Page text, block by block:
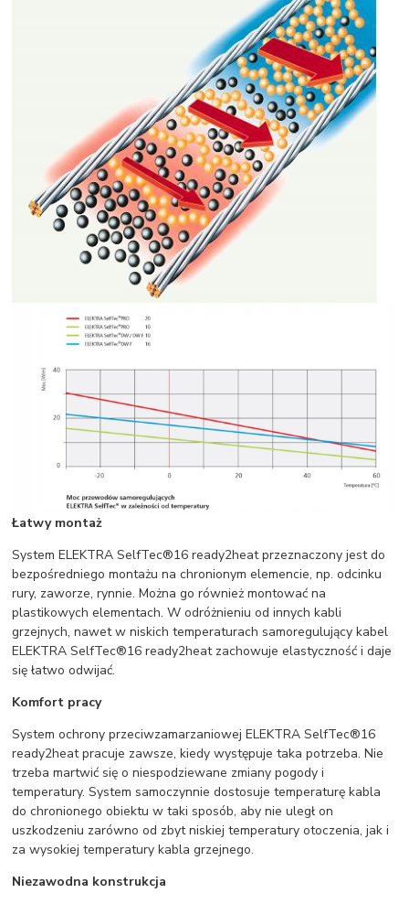
Łatwy montaż
System ELEKTRA SelfTec®16 ready2heat przeznaczony jest do
bezpośredniego montażu na chronionym elemencie, np. odcinku
rury, zaworze, rynnie. Można go również montować na
plastikowych elementach. W odróżnieniu od innych kabli
grzejnych, nawet w niskich temperaturach samoregulujący kabel
ELEKTRA SelfTec®16 ready2heat zachowuje elastyczność i daje
się łatwo odwijać.
Komfort pracy
System ochrony przeciwzamarzaniowej ELEKTRA SelfTec®16
ready2heat pracuje zawsze, kiedy występuje taka potrzeba. Nie
trzeba martwić się o niespodziewane zmiany pogody i
temperatury. System samoczynnie dostosuje temperaturę kabla
do chronionego obiektu w taki sposób, aby nie uległ on
uszkodzeniu zarówno od zbyt niskiej temperatury otoczenia, jak i
za wysokiej temperatury kabla grzejnego.
Niezawodna konstrukcja